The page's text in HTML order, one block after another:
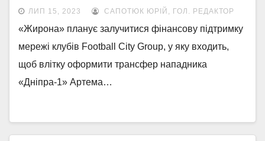
ЛИП 15, 2023 САПОТЮК ЮРІЙ, ГОЛ. РЕДАКТОР
«Жирона» планує залучитися фінансову підтримку
мережі клубів Football City Group, у яку входить,
щоб влітку оформити трансфер нападника
«Дніпра-1» Артема…